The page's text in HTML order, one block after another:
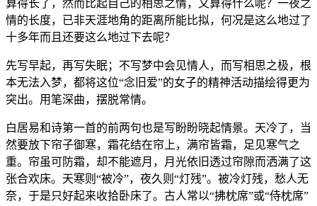
算得长了，然而比起自己的相思之情，又算得什么呢？一夜之
情的长度，已非天涯地角的距离所能比拟，何况是这么地过了
十多年而且还要这么地过下去呢？
先写早起，再写失眠；不写梦中会见情人，而写相思之极，根
本无法入梦，都将这位“念旧爱”的女子的精神活动描绘得更为
突出。用笔深曲，摆脱常情。
白居易和诗第一首的前两句也是写盼盼晓起情景。天冷了，当
然要放下帘子御寒，霜花结在帘上，满帘皆霜，足见寒气之
重。帘虽可防霜，却不能遮月，月光依旧透过帘隙而洒满了这
张合欢床。天寒则“被冷”，夜久则“灯残”。被冷灯残，愁人无
奈，于是只好起来收拾卧床了。古人常以“拂枕席”或“侍枕席”